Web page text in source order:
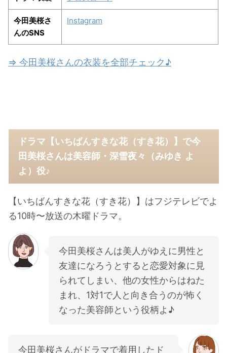
今田美桜さ
んのSNS
Instagram
⇒ 今田美桜さんの衣装を全部チェック♪
ドラマ【いちばんすきな花（すき花）】で今
田美桜さんは美容師・深雪夜々（みゆき よ
よ）役♪
【いちばんすきな花（すき花）】はフジテレビでよ
る10時〜放送の木曜ドラマ。
今田美桜さんは美人がゆえに男性と
友達になろうとすると恋愛対象に見
られてしまい、他の女性からはねた
まれ、1対1で人と向き合うのが怖く
なった美容師という役柄よ♪
今田美桜さんがドラマで着用したド